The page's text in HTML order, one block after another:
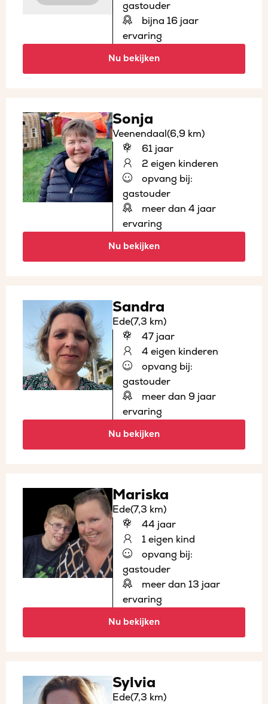
gastouder
bijna 16 jaar
ervaring
Nu bekijken
Sonja
Veenendaal(6,9 km)
61 jaar
2 eigen kinderen
opvang bij:
gastouder
meer dan 4 jaar
ervaring
Nu bekijken
Sandra
Ede(7,3 km)
47 jaar
4 eigen kinderen
opvang bij:
gastouder
meer dan 9 jaar
ervaring
Nu bekijken
Mariska
Ede(7,3 km)
44 jaar
1 eigen kind
opvang bij:
gastouder
meer dan 13 jaar
ervaring
Nu bekijken
Sylvia
Ede(7,3 km)